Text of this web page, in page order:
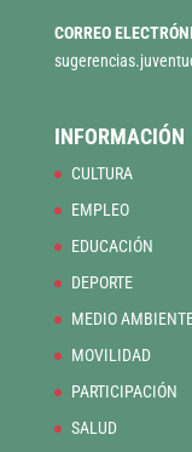
CORREO
INFORMACIÓN
CULTURA
EMPLEO
EDUCACIÓN
DEPORTE
MEDIO
MOVILIDAD
PARTICIPACIÓN
SALUD